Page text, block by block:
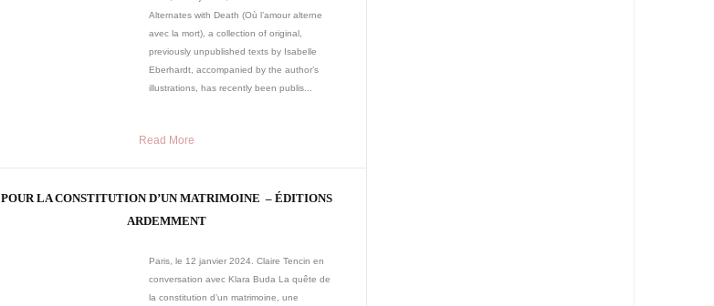
Alternates with Death (Où l’amour alterne
avec la mort), a collection of original,
previously unpublished texts by Isabelle
Eberhardt, accompanied by the author’s
illustrations, has recently been publis...
Read More
POUR LA CONSTITUTION D’UN MATRIMOINE – ÉDITIONS
ARDEMMENT
Paris, le 12 janvier 2024. Claire Tencin en
conversation avec Klara Buda La quête de
la constitution d’un matrimoine, une